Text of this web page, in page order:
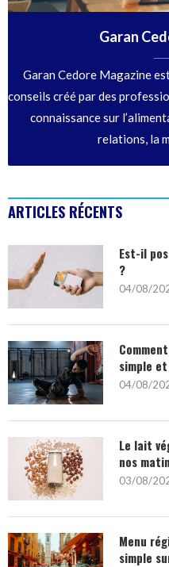
Garan
Garan Cedore Magazine
conseils créé par des
connaissance sur
relations, la
ARTICLES RÉCENTS
Est-il
?
04/08/
simple
04/08/
Le lait
nos
03/08/
Menu
simple